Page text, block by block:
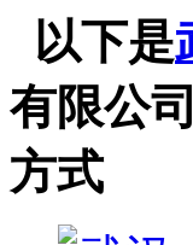
以下是
有限公
方式